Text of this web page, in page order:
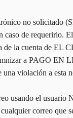
no solicitado
de requerirlo.
de la cuenta de EL
a PAGO EN
violación a esta
usando el
correo